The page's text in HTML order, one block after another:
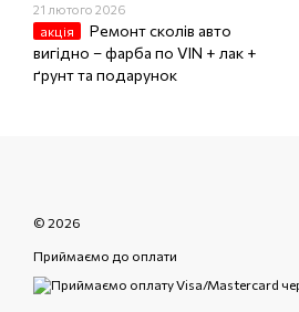
21 лютого 2026
акція
Ремонт сколів авто
вигідно – фарба по VIN + лак +
ґрунт та подарунок
© 2026
Приймаємо до оплати